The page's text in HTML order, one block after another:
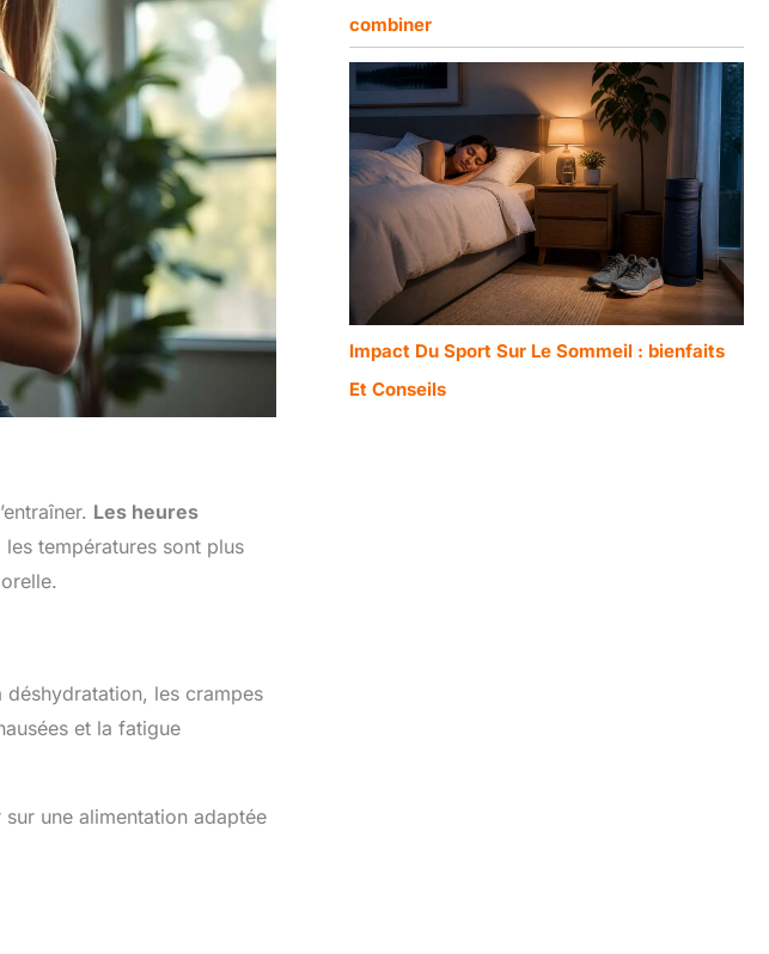
Les heures
températures sont plus
déshydratation, les crampes
et la fatigue
une alimentation adaptée
combiner
Impact Du Sport Sur Le Sommeil : bienfaits
Et Conseils